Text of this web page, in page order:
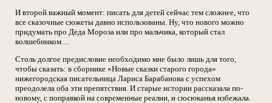
И второй важный момент: писать для детей сейчас тем сложнее, что
все сказочные сюжеты давно использованы. Ну, что нового можно
придумать про Деда Мороза или про мальчика, который стал
волшебником…
Столь долгое предисловие необходимо мне было лишь для того,
чтобы сказать: в сборнике «Новые сказки старого города»
нижегородская писательница Лариса Барабанова с успехом
преодолела оба эти препятствия. И старые истории рассказала по-
новому, с поправкой на современные реалии, и сюсюканья избежала.